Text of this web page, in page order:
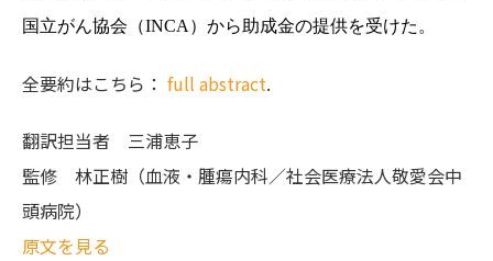
国立がん協会（INCA ）から助成金の提供を受けた。
全要約はこちら： full abstract.
翻訳担当者 三浦恵子
監修 林正樹（血液・腫瘍内科／社会医療法人敬愛会中
頭病院）
原文を見る